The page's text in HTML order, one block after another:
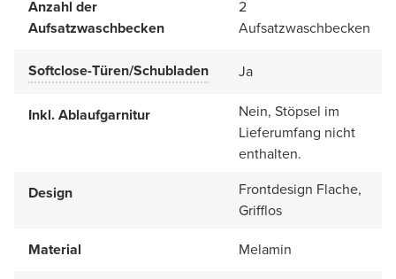
Anzahl der
Aufsatzwaschbecken
2
Aufsatzwaschbecken
Softclose-Türen/Schubladen Ja
Inkl. Ablaufgarnitur
Nein, Stöpsel im
Lieferumfang nicht
enthalten.
Design
Frontdesign Flache,
Grifflos
Material
Melamin